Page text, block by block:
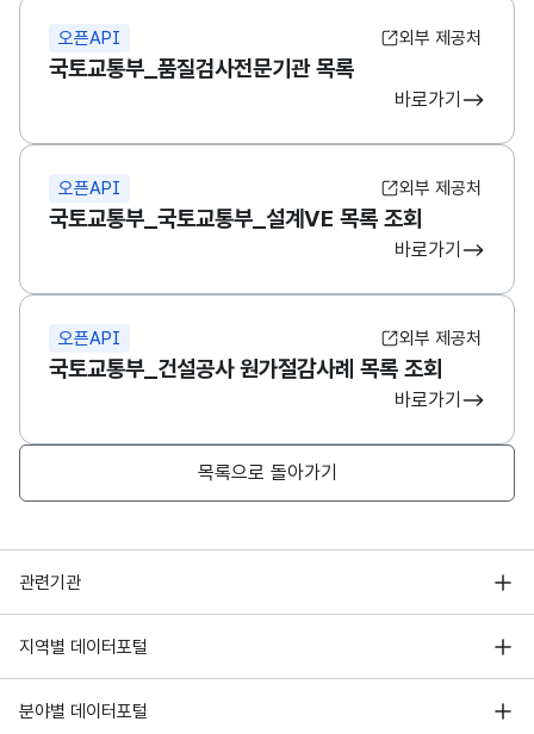
오픈API 외부 제공처
국토교통부_품질검사전문기관 목록
바로가기
오픈API 외부 제공처
국토교통부_국토교통부_설계VE 목록 조회
바로가기
오픈API 외부 제공처
국토교통부_건설공사 원가절감사례 목록 조회
바로가기
목록으로 돌아가기
관련기관
행정안전부
한국지능정보사회진흥원
국가정보자원관리원
지역별 데이터포털
서울 열린데이터광장
경기데이터드림
분야별 데이터포털
기상자료개방포털